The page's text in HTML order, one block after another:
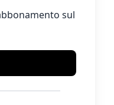
sul